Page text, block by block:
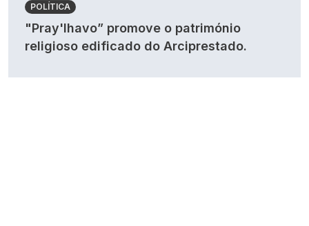
POLÍTICA
"Pray'lhavo” promove o património
religioso edificado do Arciprestado.